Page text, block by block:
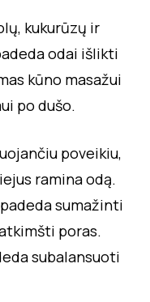
kukurūzų ir
odai išlikti
kūno masažui
po dušo.
poveikiu,
ramina odą.
sumažinti
poras.
subalansuoti